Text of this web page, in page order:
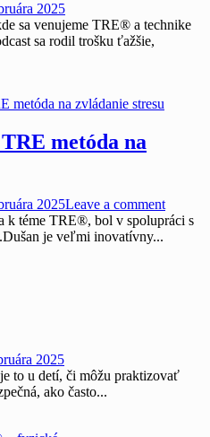
2025
sa venujeme TRE® a technike
sa rodil trošku ťažšie,
metóda na
2025Leave a comment
k téme TRE®, bol v spolupráci s
je veľmi inovatívny...
2025
to u detí, či môžu praktizovať
ako často...